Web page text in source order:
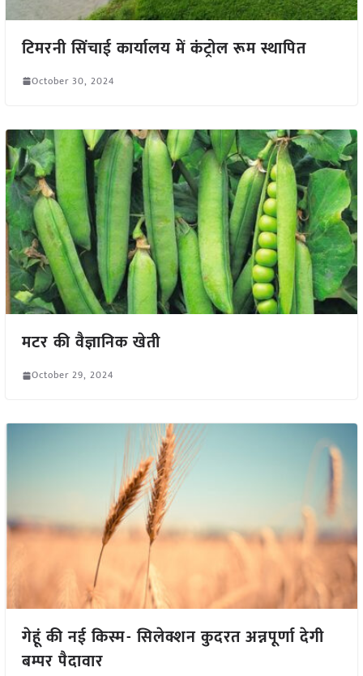
टिमरनी सिंचाई कार्यालय में कंट्रोल रूम स्थापित
October 30, 2024
मटर की वैज्ञानिक खेती
October 29, 2024
गेहूं की नई किस्म- सिलेक्शन कुदरत अन्नपूर्णा देगी
बम्पर पैदावार